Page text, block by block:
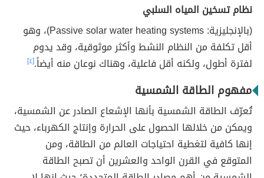
نظام تسخين المياه السلبي
(بالإنجليزية: Passive solar water heating systems)، وهو
أقل تكلفة من النظام النشط وأكثر موثوقية، وقد يدوم
لفترة أطول، ولكنه أقل فاعلية، وهناك نوعان منه أيضاً.[٤]
مفهوم الطاقة الشمسية
تُعرّف الطاقة الشمسية بأنها الإشعاع الصادر عن الشمسية،
ويمكن من خلالها الحصول على الحرارة وإنتاج الكهرباء، حيث
إنها كافية لتغطية احتياجات العالم من الطاقة، ومن
المتوقع في القرن الواحد والعشرين أن تصبح الطاقة